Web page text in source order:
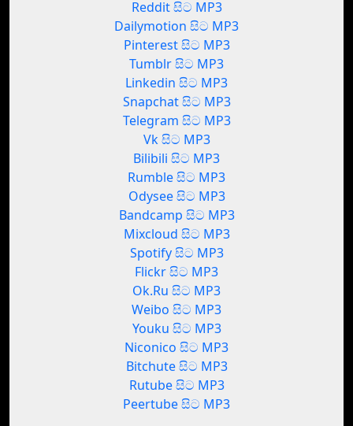
Reddit සිට MP3
Dailymotion සිට MP3
Pinterest සිට MP3
Tumblr සිට MP3
Linkedin සිට MP3
Snapchat සිට MP3
Telegram සිට MP3
Vk සිට MP3
Bilibili සිට MP3
Rumble සිට MP3
Odysee සිට MP3
Bandcamp සිට MP3
Mixcloud සිට MP3
Spotify සිට MP3
Flickr සිට MP3
Ok.Ru සිට MP3
Weibo සිට MP3
Youku සිට MP3
Niconico සිට MP3
Bitchute සිට MP3
Rutube සිට MP3
Peertube සිට MP3